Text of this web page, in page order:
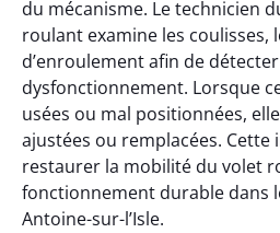
du mécanisme. Le technicien
roulant examine les coulisses,
d’enroulement afin de
dysfonctionnement. Lorsque
usées ou mal positionnées,
ajustées ou remplacées.
restaurer la mobilité du volet
fonctionnement durable dans
Antoine-sur-l’Isle.